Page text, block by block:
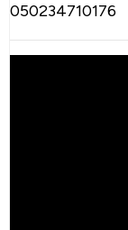
050234710176